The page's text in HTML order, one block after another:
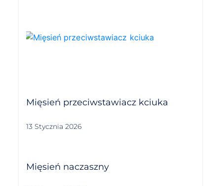
Mięsień przeciwstawiacz kciuka
13 Stycznia 2026
Mięsień naczaszny